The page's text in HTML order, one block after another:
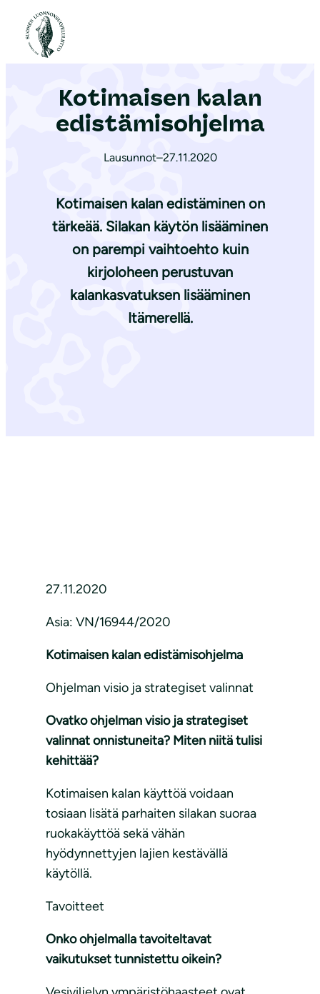
Etusivu
Kotimaisen kalan
edis­tä­mis­oh­jel­ma
Lausunnot–27.11.2020
Kotimaisen kalan edistäminen on
tärkeää. Silakan käytön lisääminen
on parempi vaihtoehto kuin
kirjoloheen perustuvan
kalankasvatuksen lisääminen
Itämerellä.
27.11.2020
Asia: VN/16944/2020
Kotimaisen kalan edistämisohjelma
Ohjelman visio ja strategiset valinnat
Ovatko ohjelman visio ja strategiset
valinnat onnistuneita? Miten niitä tulisi
kehittää?
Kotimaisen kalan käyttöä voidaan
tosiaan lisätä parhaiten silakan suoraa
ruokakäyttöä sekä vähän
hyödynnettyjen lajien kestävällä
käytöllä.
Tavoitteet
Onko ohjelmalla tavoiteltavat
vaikutukset tunnistettu oikein?